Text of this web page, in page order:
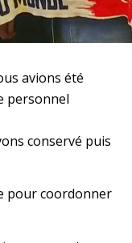
avions été
personnel
conservé puis
pour coordonner